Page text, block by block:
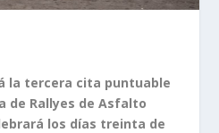
la tercera cita puntuable
de Rallyes de Asfalto
los días treinta de